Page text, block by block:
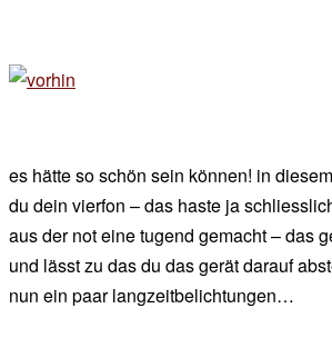
es hätte so schön sein können! in
du dein vierfon – das haste ja
aus der not eine tugend gemacht – das
und lässt zu das du das gerät darauf
nun ein paar langzeitbelichtungen…